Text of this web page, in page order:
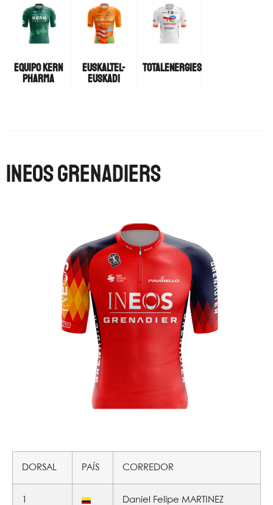
EQUIPO KERN
PHARMA
EUSKALTEL-
EUSKADI
TOTALENERGIES
ineos grenadiers
DORSAL PAÍS CORREDOR
Daniel Felipe MARTINEZ